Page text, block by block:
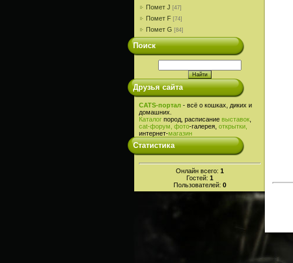
Помет J [47]
Помет F [74]
Помет G [84]
Поиск
Друзья сайта
CATS-портал - всё о кошках, диких и
домашних.
Каталог пород, расписание выставок
cat-форум, фото-галерея, открытки,
интернет-магазин
Статистика
Онлайн всего: 1
Гостей: 1
Пользователей: 0